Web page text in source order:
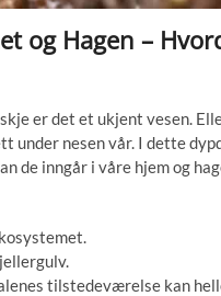
og Hagen –
er det et ukjent vesen.
under nesen vår. I dette
de inngår i våre hjem og
tilstedeværelse kan